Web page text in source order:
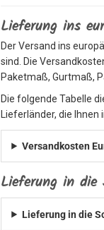
Lieferung ins
Der Versand ins
sind. Die
Paketmaß, Gurtmaß,
Die folgende Tabelle
Lieferländer, die
Versandkosten
Lieferung in
Lieferung in die